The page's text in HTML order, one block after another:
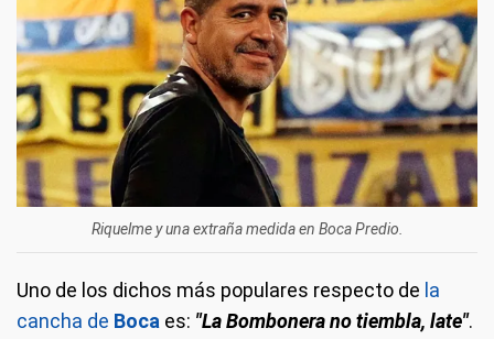
Riquelme y una extraña medida en Boca Predio.
Uno de los dichos más populares respecto de la
cancha de Boca es: "La Bombonera no tiembla, late".